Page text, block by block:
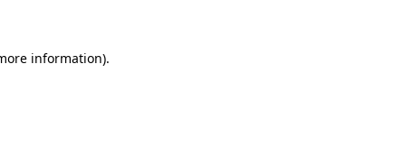
information).